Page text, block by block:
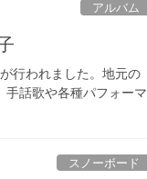
アルバム
行われました。地元の
手話歌や各種パフォーマ
スノーボード